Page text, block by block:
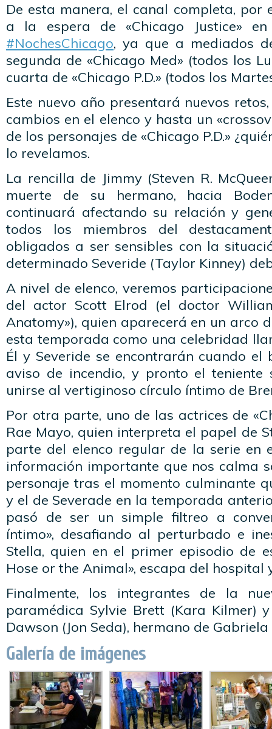
De esta manera, el canal completa, por
a la espera de «Chicago Justice»
#NochesChicago, ya que a mediados
segunda de «Chicago Med» (todos los
cuarta de «Chicago P.D.» (todos los
Este nuevo año presentará nuevos
cambios en el elenco y hasta un
de los personajes de «Chicago P.D.»
lo revelamos.
La rencilla de Jimmy (Steven R.
muerte de su hermano, hacia
continuará afectando su relación y
todos los miembros del
obligados a ser sensibles con la
determinado Severide (Taylor Kinney)
A nivel de elenco, veremos
del actor Scott Elrod (el doctor
Anatomy»), quien aparecerá en un arco
esta temporada como una celebridad
Él y Severide se encontrarán cuando
aviso de incendio, y pronto el
unirse al vertiginoso círculo íntimo de
Por otra parte, uno de las actrices de
Rae Mayo, quien interpreta el papel de
parte del elenco regular de la serie en
información importante que nos calma
personaje tras el momento culminante
y el de Severade en la temporada
pasó de ser un simple filtreo a
íntimo», desafiando al perturbado e
Stella, quien en el primer episodio de
Hose or the Animal», escapa del hospital
Finalmente, los integrantes de la
paramédica Sylvie Brett (Kara Kilmer)
Dawson (Jon Seda), hermano de
Galería de imágenes